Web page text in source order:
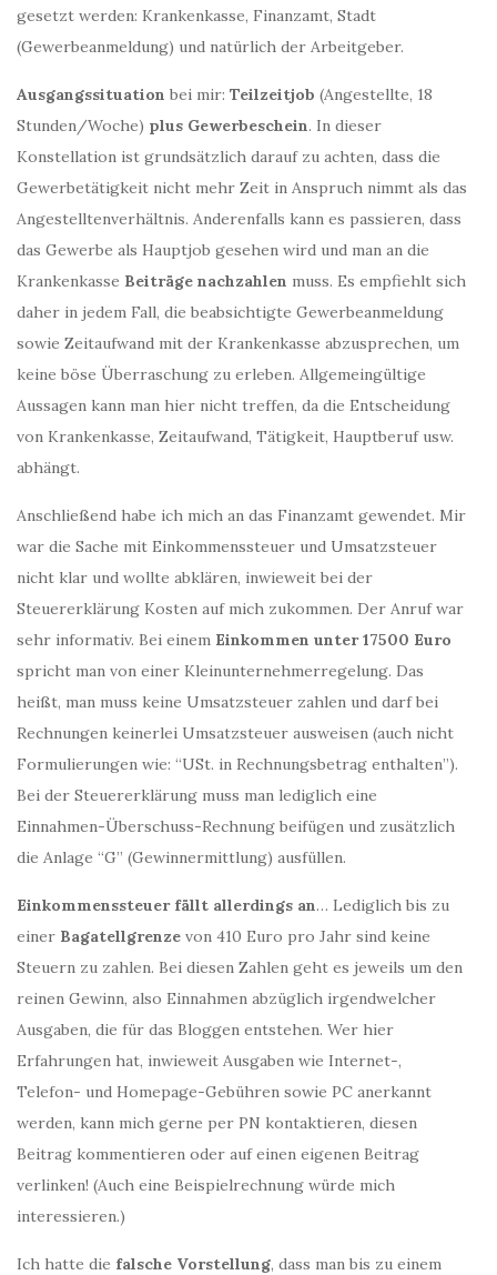
gesetzt werden: Krankenkasse, Finanzamt, Stadt
(Gewerbeanmeldung) und natürlich der Arbeitgeber.
Ausgangssituation bei mir: Teilzeitjob (Angestellte, 18
Stunden/Woche) plus Gewerbeschein. In dieser
Konstellation ist grundsätzlich darauf zu achten, dass die
Gewerbetätigkeit nicht mehr Zeit in Anspruch nimmt als das
Angestelltenverhältnis. Anderenfalls kann es passieren, dass
das Gewerbe als Hauptjob gesehen wird und man an die
Krankenkasse Beiträge nachzahlen muss. Es empfiehlt sich
daher in jedem Fall, die beabsichtigte Gewerbeanmeldung
sowie Zeitaufwand mit der Krankenkasse abzusprechen, um
keine böse Überraschung zu erleben. Allgemeingültige
Aussagen kann man hier nicht treffen, da die Entscheidung
von Krankenkasse, Zeitaufwand, Tätigkeit, Hauptberuf usw.
abhängt.
Anschließend habe ich mich an das Finanzamt gewendet. Mir
war die Sache mit Einkommenssteuer und Umsatzsteuer
nicht klar und wollte abklären, inwieweit bei der
Steuererklärung Kosten auf mich zukommen. Der Anruf war
sehr informativ. Bei einem Einkommen unter 17500 Euro
spricht man von einer Kleinunternehmerregelung. Das
heißt, man muss keine Umsatzsteuer zahlen und darf bei
Rechnungen keinerlei Umsatzsteuer ausweisen (auch nicht
Formulierungen wie: “USt. in Rechnungsbetrag enthalten”).
Bei der Steuererklärung muss man lediglich eine
Einnahmen-Überschuss-Rechnung beifügen und zusätzlich
die Anlage “G” (Gewinnermittlung) ausfüllen.
Einkommenssteuer fällt allerdings an… Lediglich bis zu
einer Bagatellgrenze von 410 Euro pro Jahr sind keine
Steuern zu zahlen. Bei diesen Zahlen geht es jeweils um den
reinen Gewinn, also Einnahmen abzüglich irgendwelcher
Ausgaben, die für das Bloggen entstehen. Wer hier
Erfahrungen hat, inwieweit Ausgaben wie Internet-,
Telefon- und Homepage-Gebühren sowie PC anerkannt
werden, kann mich gerne per PN kontaktieren, diesen
Beitrag kommentieren oder auf einen eigenen Beitrag
verlinken! (Auch eine Beispielrechnung würde mich
interessieren.)
Ich hatte die falsche Vorstellung, dass man bis zu einem